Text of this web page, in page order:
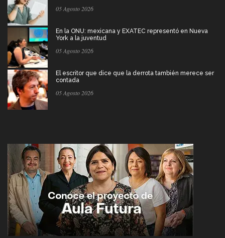
05 Agosto 2026
En la ONU: mexicana y EXATEC representó en Nueva
York a la juventud
05 Agosto 2026
El escritor que dice que la derrota también merece ser
contada
05 Agosto 2026